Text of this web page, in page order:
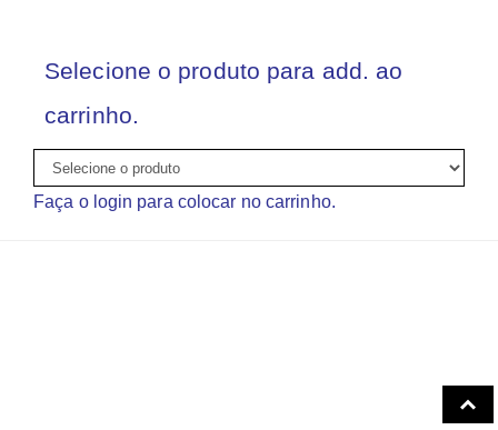
Selecione o produto para add. ao
carrinho.
Faça o login para colocar no carrinho.